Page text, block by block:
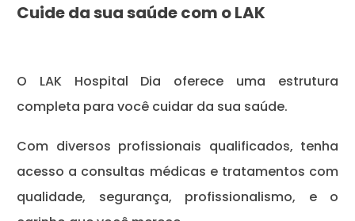
Cuide da sua saúde com o LAK
O LAK Hospital Dia oferece uma estrutura
completa para você cuidar da sua saúde.
Com diversos profissionais qualificados, tenha
acesso a consultas médicas e tratamentos com
qualidade, segurança, profissionalismo, e o